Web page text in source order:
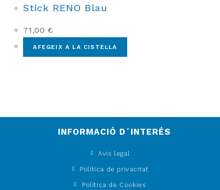
Stick RENO Blau
71,00€
AFEGEIX A LA CISTELLA
INFORMACIÓ D´INTERÉS
Avis legal
Política de privacitat
Política de Cookies